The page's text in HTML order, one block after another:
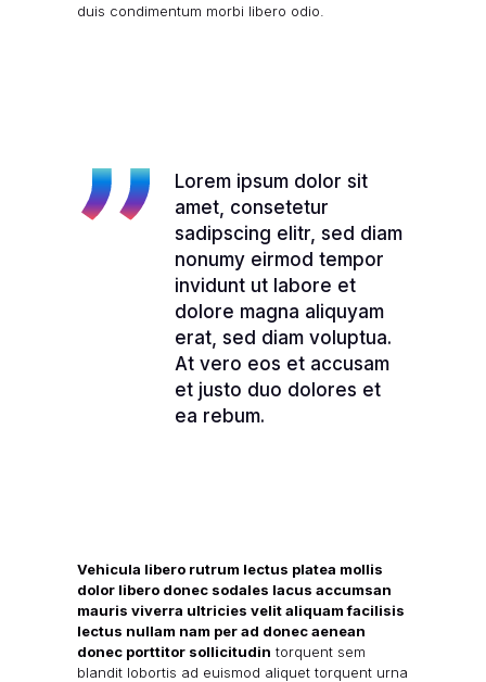
duis condimentum morbi libero odio.
Lorem ipsum dolor sit
amet, consetetur
sadipscing elitr, sed diam
nonumy eirmod tempor
invidunt ut labore et
dolore magna aliquyam
erat, sed diam voluptua.
At vero eos et accusam
et justo duo dolores et
ea rebum.
Vehicula libero rutrum lectus platea mollis
dolor libero donec sodales lacus accumsan
mauris viverra ultricies velit aliquam facilisis
lectus nullam nam per ad donec aenean
donec porttitor sollicitudin torquent sem
blandit lobortis ad euismod aliquet torquent urna